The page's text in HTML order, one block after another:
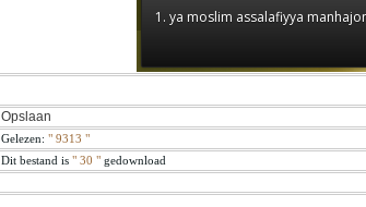
1. ya moslim assalafiyya
Opslaan
Gelezen: " 9313 "
Dit bestand is " 30 " gedownload